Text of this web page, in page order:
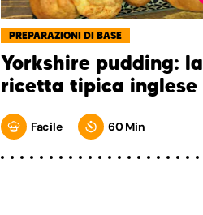
PREPARAZIONI DI BASE
Yorkshire pudding: la
ricetta tipica inglese
Facile 60 Min